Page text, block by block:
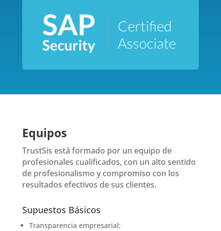
Equipos
TrustSis está formado por un equipo de
profesionales cualificados, con un alto sentido
de profesionalismo y compromiso con los
resultados efectivos de sus clientes.
Supuestos Básicos
Transparencia empresarial;